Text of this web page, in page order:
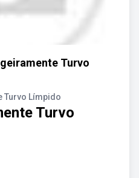
Turvo
Turvo Límpido
Turvo